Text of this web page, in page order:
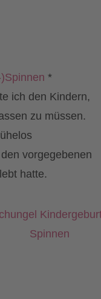
*
ich den Kindern,
zu müssen.
vorgegebenen
hatte.